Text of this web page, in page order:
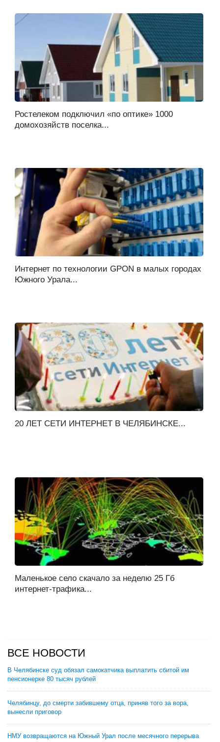
Ростелеком подключил «по оптике» 1000
домохозяйств поселка...
Интернет по технологии GPON в малых городах
Южного Урала...
20 ЛЕТ СЕТИ ИНТЕРНЕТ В ЧЕЛЯБИНСКЕ...
Маленькое село скачало за неделю 25 Гб
интернет-трафика...
ВСЕ НОВОСТИ
В Челябинске суд обязал самокатчика выплатить сбитой им
пенсионерке 80 тысяч рублей
Челябинцу, до смерти забившему отца, приняв того за вора,
вынесли приговор
НМУ возвращаются на Южный Урал после месячного перерыва